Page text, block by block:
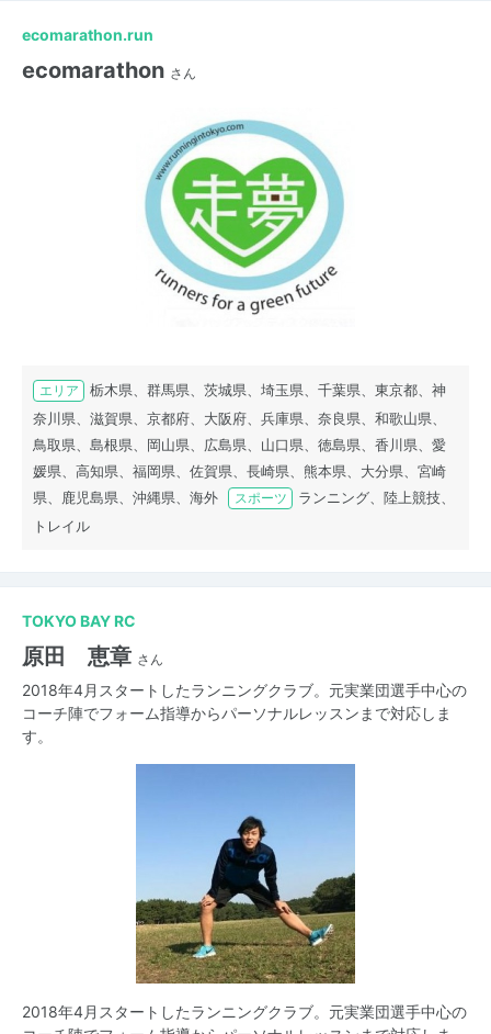
ecomarathon.run
ecomarathon さん
エリア
栃木県、群馬県、茨城県、埼玉県、千葉県、東京都、神
奈川県、滋賀県、京都府、大阪府、兵庫県、奈良県、和歌山県、
鳥取県、島根県、岡山県、広島県、山口県、徳島県、香川県、愛
媛県、高知県、福岡県、佐賀県、長崎県、熊本県、大分県、宮崎
県、鹿児島県、沖縄県、海外
スポーツ
ランニング、陸上競技、
トレイル
TOKYO BAY RC
原田 恵章 さん
2018年4月スタートしたランニングクラブ。元実業団選手中心の
コーチ陣でフォーム指導からパーソナルレッスンまで対応しま
す。
2018年4月スタートしたランニングクラブ。元実業団選手中心の